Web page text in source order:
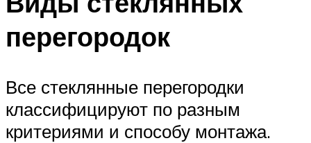
перегородок
Все стеклянные перегородки
классифицируют по разным
критериями и способу монтажа.